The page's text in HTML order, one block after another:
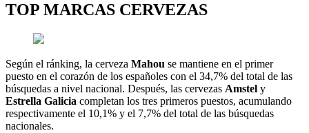
TOP MARCAS CERVEZAS
Según el ránking, la cerveza Mahou se mantiene en el primer
puesto en el corazón de los españoles con el 34,7% del total de las
búsquedas a nivel nacional. Después, las cervezas Amstel y
Estrella Galicia completan los tres primeros puestos, acumulando
respectivamente el 10,1% y el 7,7% del total de las búsquedas
nacionales.